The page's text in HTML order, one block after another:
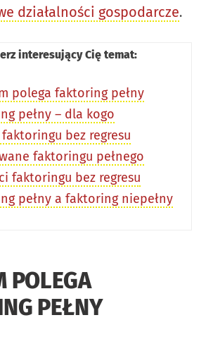
działalności gospodarcze.
interesujący Cię temat:
polega faktoring pełny
pełny – dla kogo
bez regresu
faktoringu pełnego
faktoringu bez regresu
pełny a faktoring niepełny
POLEGA
PEŁNY